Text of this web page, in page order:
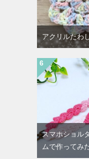
アクリルたわ
スマホショル
ムで作ってみ